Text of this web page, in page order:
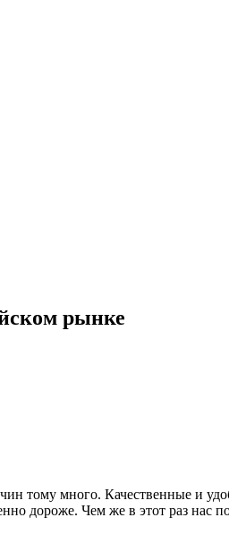
рынке
тому много. Качественные и
дороже. Чем же в этот раз нас